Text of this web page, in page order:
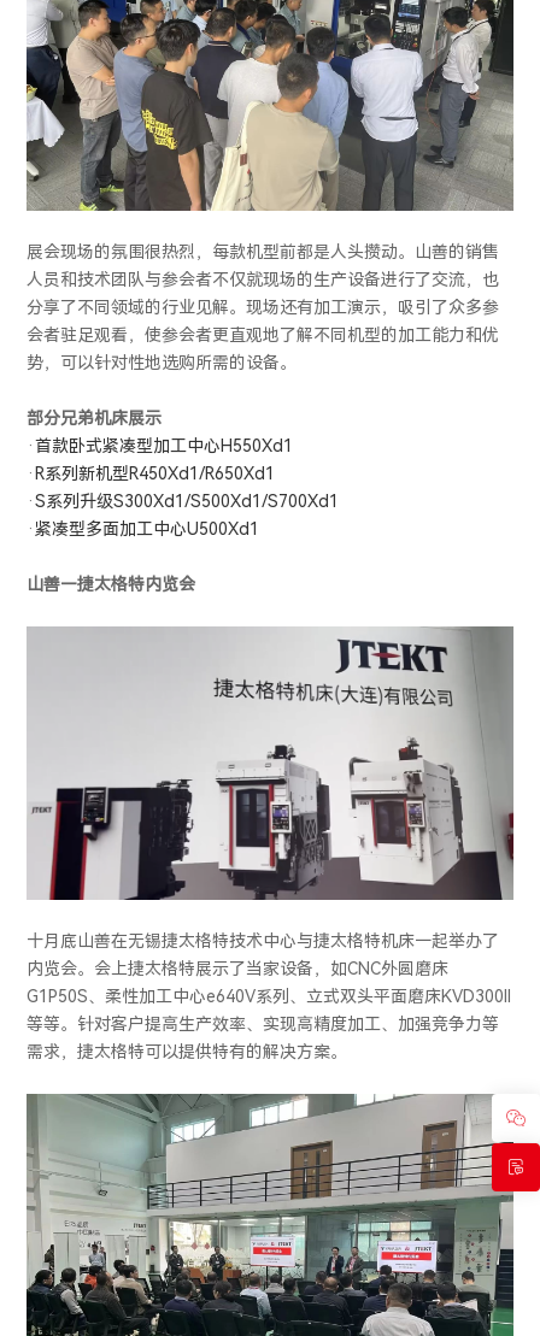
展会现场的氛围很热烈，每款机型前都是人头攒动。山善的销售
人员和技术团队与参会者不仅就现场的生产设备进行了交流，也
分享了不同领域的行业见解。现场还有加工演示，吸引了众多参
会者驻足观看，使参会者更直观地了解不同机型的加工能力和优
势，可以针对性地选购所需的设备。
部分兄弟机床展示
·首款卧式紧凑型加工中心H550Xd1
· R系列新机型R450Xd1/R650Xd1
·S系列升级S300Xd1/S500Xd1/S700Xd1
· 紧凑型多面加工中心U500Xd1
山善—捷太格特内览会
十月底山善在无锡捷太格特技术中心与捷太格特机床一起举办了
内览会。会上捷太格特展示了当家设备，如CNC外圆磨床
G1P50S、柔性加工中心e640V系列、立式双头平面磨床KVD300II
等等。针对客户提高生产效率、实现高精度加工、加强竞争力等
需求，捷太格特可以提供特有的解决方案。